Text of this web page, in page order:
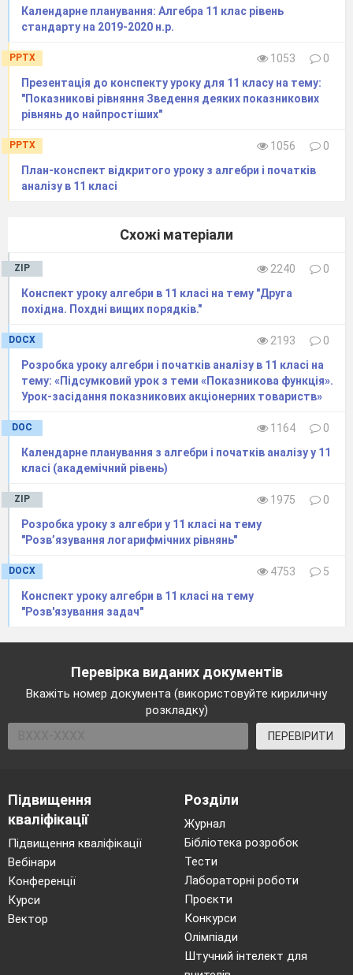
й спадання
функції
24.
Застосування
функцій
1
25.
дослідження
26.
Найбільше і
найменше
1
27.
Узагальнення та
систематизація
«Похідна та її
застосування»
1
робота
№ 3
(комбінована).
1
29.
Корекція знань,
з теми: «Похідна
застосування».
Первісна та її
властивості
Первісна та її
1
властивості
32.
Визначений
інтеграл, його
геометричний
Визначений
інтеграл, його
геометричний
Календарне планування: Алгебра 11 клас рівень
стандарту на 2019-2020 н.р.
PPTX 1053
0
Презентація до конспекту уроку для 11 класу на тему:
"Показникові рівняння Зведення деяких показникових
рівнянь до найпростіших"
PPTX 1056
0
План-конспект відкритого уроку з алгебри і початків
аналізу в 11 класі
Схожі матеріали
ZIP 2240
0
Конспект уроку алгебри в 11 класі на тему "Друга
похідна. Похдні вищих порядків."
DOCX 2193
0
Розробка уроку алгебри і початків аналізу в 11 класі на
тему: «Підсумковий урок з теми «Показникова функція».
Урок-засідання показникових акціонерних товариств»
DOC 1164
0
​Календарне планування з алгебри і початків аналізу у 11
класі (академічний рівень)
ZIP 1975
0
Розробка уроку з алгебри у 11 класі на тему
"Розв’язування логарифмічних рівнянь"
DOCX 4753
5
Конспект уроку алгебри в 11 класі на тему
"Розв'язування задач"
Перевірка виданих документів
Вкажіть номер документа (використовуйте кириличну
розкладку)
ПЕРЕВІРИТИ
Підвищення
кваліфікації
Підвищення кваліфікації
Вебінари
Конференції
Курси
Вектор
Розділи
Журнал
Бібліотека розробок
Тести
Лабораторні роботи
Проєкти
Конкурси
Олімпіади
Штучний інтелект для